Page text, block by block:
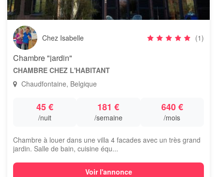
Chez Isabelle (1)
Chambre "jardin"
CHAMBRE CHEZ L'HABITANT
Chaudfontaine, Belgique
45 €
/nuit
181 €
/semaine
640 €
/mois
Chambre à louer dans une villa 4 facades avec un très grand
jardin. Salle de bain, cuisine équ...
Voir l'annonce